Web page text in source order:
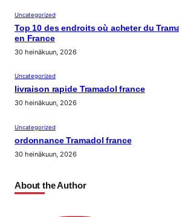
Uncategorized
Top 10 des endroits où acheter du
en France
30 heinäkuun, 2026
Uncategorized
livraison rapide Tramadol france
30 heinäkuun, 2026
Uncategorized
ordonnance Tramadol france
30 heinäkuun, 2026
About the Author